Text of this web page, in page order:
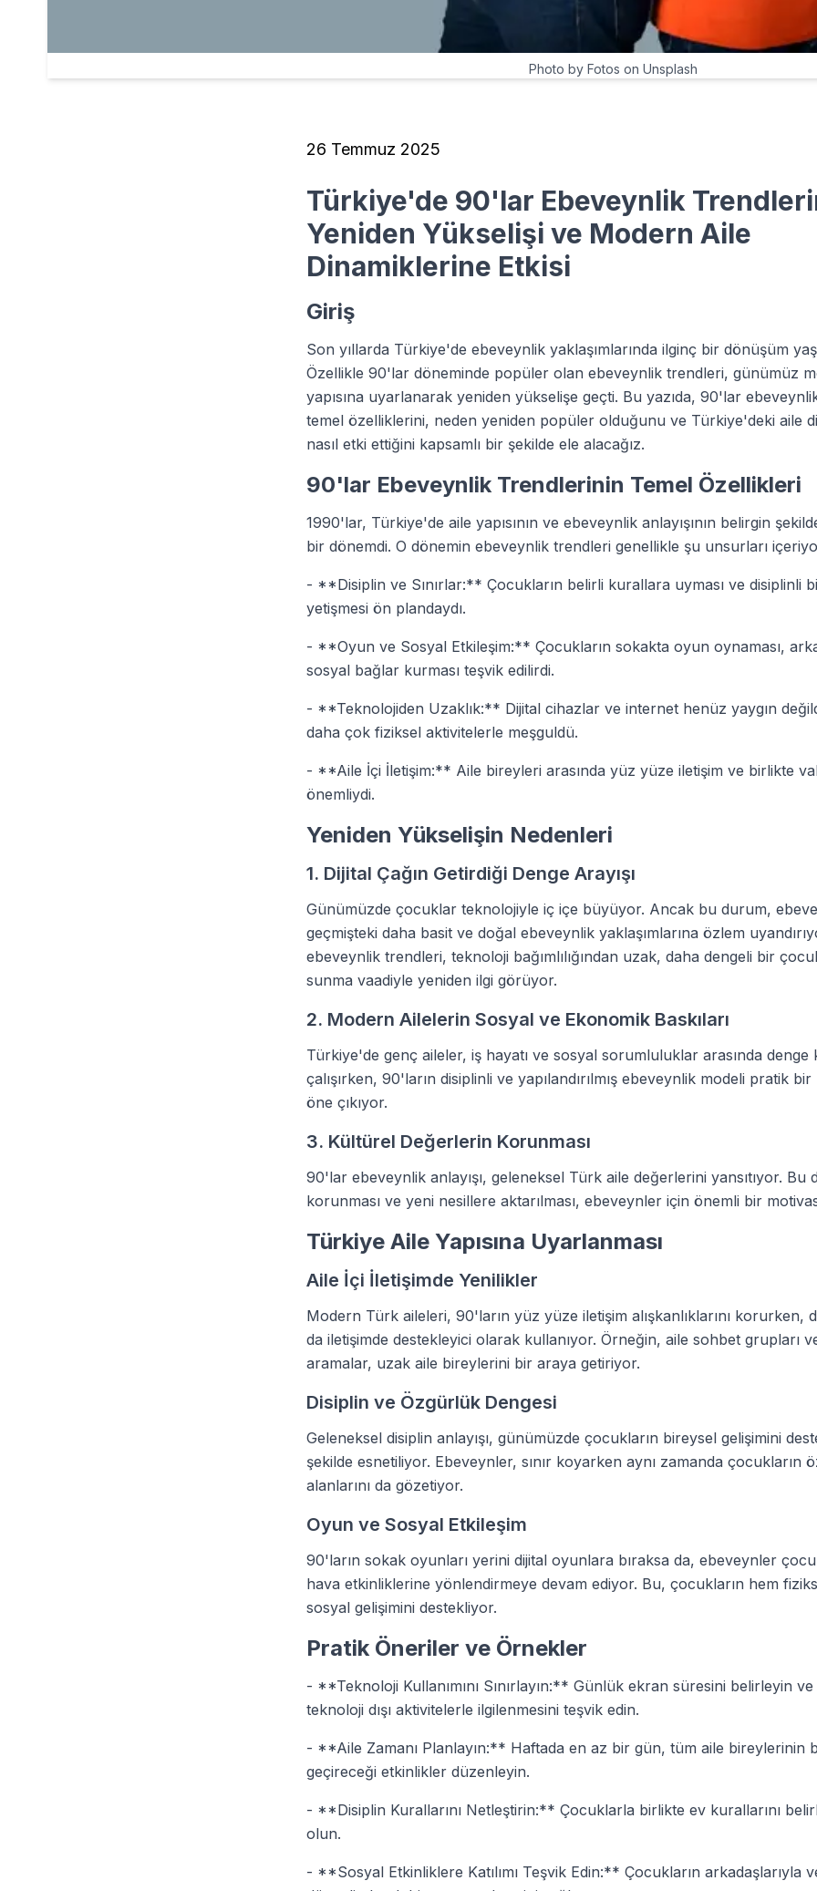
Photo by Fotos on Unsplash
26 Temmuz 2025
Türkiye'de 90'lar Ebeveynlik
Yeniden Yükselişi ve Modern Aile
Dinamiklerine Etkisi
Giriş
Son yıllarda Türkiye'de ebeveynlik yaklaşımlarında ilginç bir dönüşüm
Özellikle 90'lar döneminde popüler olan ebeveynlik trendleri, günümüz
yapısına uyarlanarak yeniden yükselişe geçti. Bu yazıda, 90'lar ebeveynlik
temel özelliklerini, neden yeniden popüler olduğunu ve Türkiye'deki aile
nasıl etki ettiğini kapsamlı bir şekilde ele alacağız.
90'lar Ebeveynlik Trendlerinin Temel Özellikleri
1990'lar, Türkiye'de aile yapısının ve ebeveynlik anlayışının belirgin
bir dönemdi. O dönemin ebeveynlik trendleri genellikle şu unsurları
- **Disiplin ve Sınırlar:** Çocukların belirli kurallara uyması ve disiplinli
yetişmesi ön plandaydı.
- **Oyun ve Sosyal Etkileşim:** Çocukların sokakta oyun oynaması,
sosyal bağlar kurması teşvik edilirdi.
- **Teknolojiden Uzaklık:** Dijital cihazlar ve internet henüz yaygın
daha çok fiziksel aktivitelerle meşguldü.
- **Aile İçi İletişim:** Aile bireyleri arasında yüz yüze iletişim ve birlikte
önemliydi.
Yeniden Yükselişin Nedenleri
1. Dijital Çağın Getirdiği Denge Arayışı
Günümüzde çocuklar teknolojiyle iç içe büyüyor. Ancak bu durum,
geçmişteki daha basit ve doğal ebeveynlik yaklaşımlarına özlem
ebeveynlik trendleri, teknoloji bağımlılığından uzak, daha dengeli bir
sunma vaadiyle yeniden ilgi görüyor.
2. Modern Ailelerin Sosyal ve Ekonomik Baskıları
Türkiye'de genç aileler, iş hayatı ve sosyal sorumluluklar arasında denge
çalışırken, 90'ların disiplinli ve yapılandırılmış ebeveynlik modeli pratik
öne çıkıyor.
3. Kültürel Değerlerin Korunması
90'lar ebeveynlik anlayışı, geleneksel Türk aile değerlerini yansıtıyor. Bu
korunması ve yeni nesillere aktarılması, ebeveynler için önemli bir
Türkiye Aile Yapısına Uyarlanması
Aile İçi İletişimde Yenilikler
Modern Türk aileleri, 90'ların yüz yüze iletişim alışkanlıklarını korurken,
da iletişimde destekleyici olarak kullanıyor. Örneğin, aile sohbet grupları
aramalar, uzak aile bireylerini bir araya getiriyor.
Disiplin ve Özgürlük Dengesi
Geleneksel disiplin anlayışı, günümüzde çocukların bireysel gelişimini
şekilde esnetiliyor. Ebeveynler, sınır koyarken aynı zamanda çocukların
alanlarını da gözetiyor.
Oyun ve Sosyal Etkileşim
90'ların sokak oyunları yerini dijital oyunlara bıraksa da, ebeveynler
hava etkinliklerine yönlendirmeye devam ediyor. Bu, çocukların hem
sosyal gelişimini destekliyor.
Pratik Öneriler ve Örnekler
- **Teknoloji Kullanımını Sınırlayın:** Günlük ekran süresini belirleyin
teknoloji dışı aktivitelerle ilgilenmesini teşvik edin.
- **Aile Zamanı Planlayın:** Haftada en az bir gün, tüm aile bireylerinin
geçireceği etkinlikler düzenleyin.
- **Disiplin Kurallarını Netleştirin:** Çocuklarla birlikte ev kurallarını
olun.
- **Sosyal Etkinliklere Katılımı Teşvik Edin:** Çocukların arkadaşlarıyla